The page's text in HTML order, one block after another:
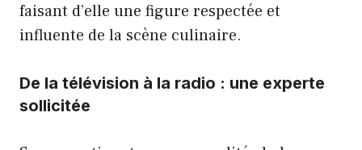
faisant d’elle une figure respectée et
influente de la scène culinaire.
De la télévision à la radio : une experte
sollicitée